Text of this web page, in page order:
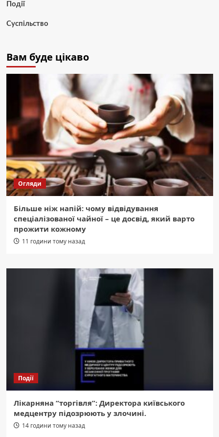
Події
Суспільство
Вам буде цікаво
Огляди
Більше ніж напій: чому відвідування
спеціалізованої чайної – це досвід, який варто
прожити кожному
11 години тому назад
Події
Лікарняна “торгівля”: Директора київського
медцентру підозрюють у злочині.
14 години тому назад